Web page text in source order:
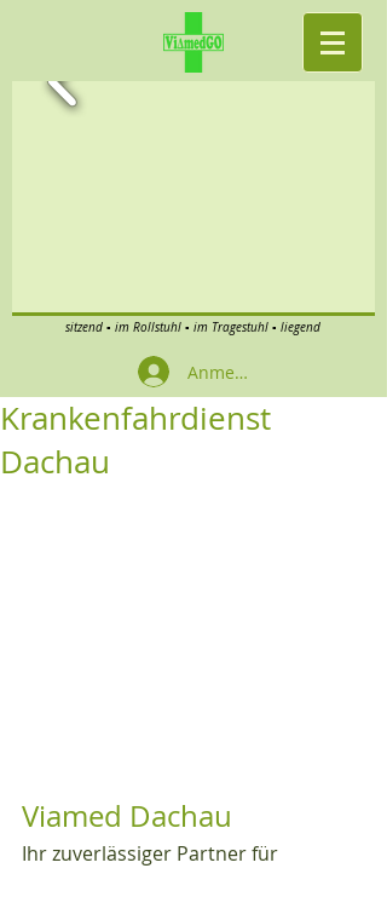
sitzend ▪ im Rollstuhl ▪ im Tragestuhl ▪ liegend
Anmelden
Krankenfahrdienst
Dachau
Viamed Dachau
Ihr zuverlässiger Partner für